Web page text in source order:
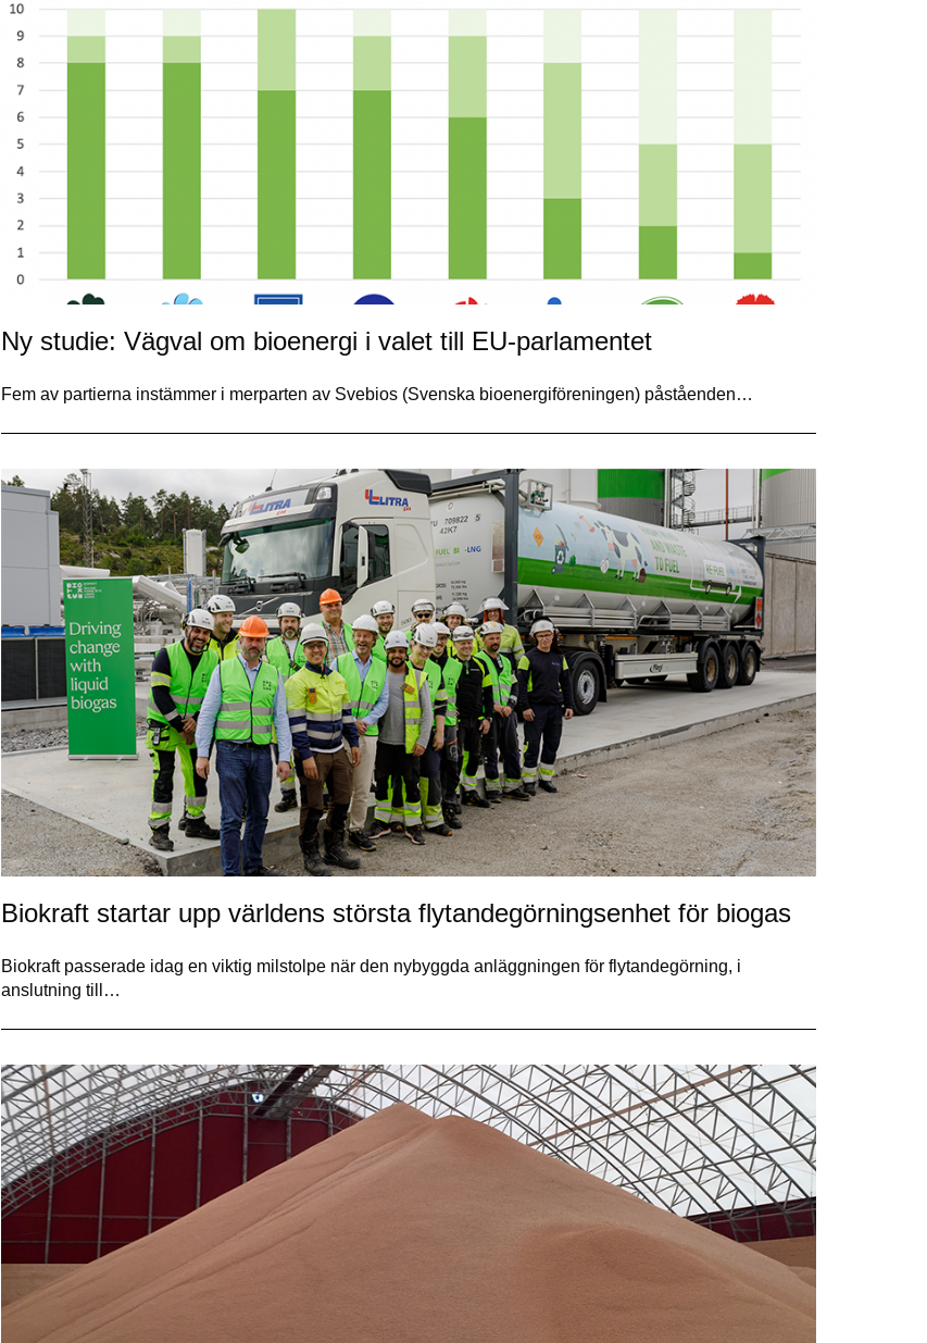
Ny studie: Vägval om bioenergi i valet till EU-parlamentet
Fem av partierna instämmer i merparten av Svebios (Svenska bioenergiföreningen) påståenden…
Biokraft startar upp världens största flytandegörningsenhet för biogas
Biokraft passerade idag en viktig milstolpe när den nybyggda anläggningen för flytandegörning, i
anslutning till…